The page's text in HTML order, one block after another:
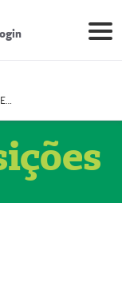
MUDANÇA DE ENDEREÇO - DIAGITAB SERVIÇOS MÉDICOS LTDA (54003267-5)